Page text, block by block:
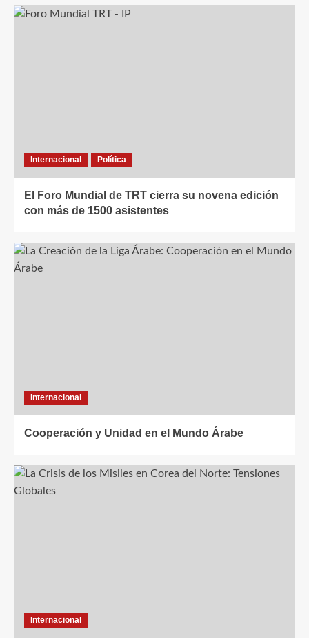
Internacional Política
El Foro Mundial de TRT cierra su novena edición
con más de 1500 asistentes
Internacional
Cooperación y Unidad en el Mundo Árabe
Internacional